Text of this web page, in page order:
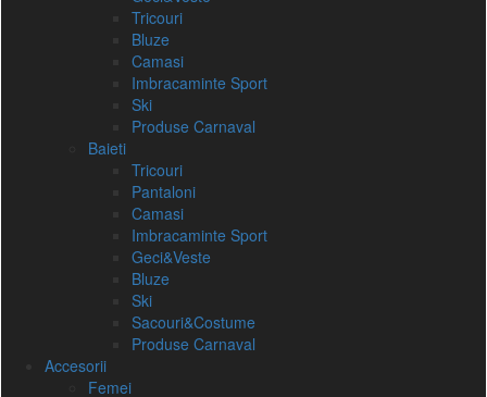
Tricouri
Bluze
Camasi
Imbracaminte Sport
Ski
Produse Carnaval
Baieti
Tricouri
Pantaloni
Camasi
Imbracaminte Sport
Geci&Veste
Bluze
Ski
Sacouri&Costume
Produse Carnaval
Accesorii
Femei